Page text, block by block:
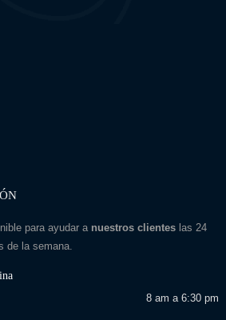
para ayudar a nuestros clienteslas 24
de la semana.
8 am a 6:30 pm